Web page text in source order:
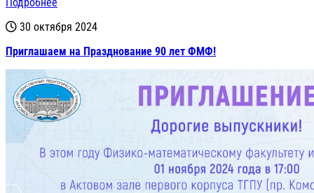
30 октября 2024
Приглашаем на Празднование 90 лет ФМФ!